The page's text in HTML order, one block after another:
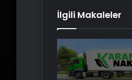
İlgili Makaleler